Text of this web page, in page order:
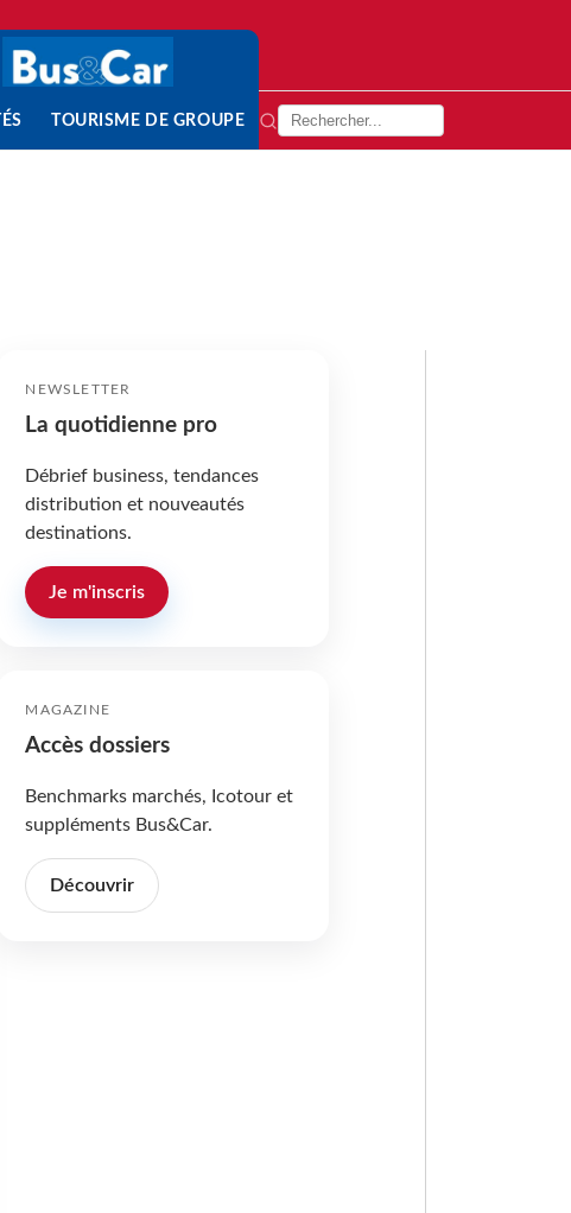
TOURISME DE GROUPE
NEWSLETTER
La quotidienne pro
Débrief business, tendances
distribution et nouveautés
destinations.
Je m'inscris
MAGAZINE
Accès dossiers
Benchmarks marchés, Icotour et
suppléments Bus&Car.
Découvrir